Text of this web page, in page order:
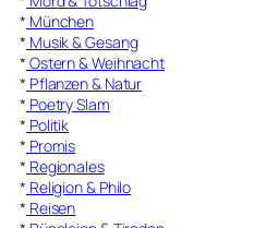
* München
* Musik & Gesang
* Ostern & Weihnacht
* Pflanzen & Natur
* Poetry Slam
* Politik
* Promis
* Regionales
* Religion & Philo
* Reisen